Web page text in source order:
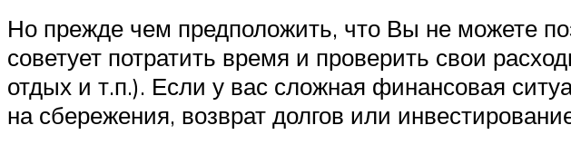
Но прежде чем предположить, что Вы не можете
советует потратить время и проверить свои
отдых и т.п.). Если у вас сложная финансовая
на сбережения, возврат долгов или